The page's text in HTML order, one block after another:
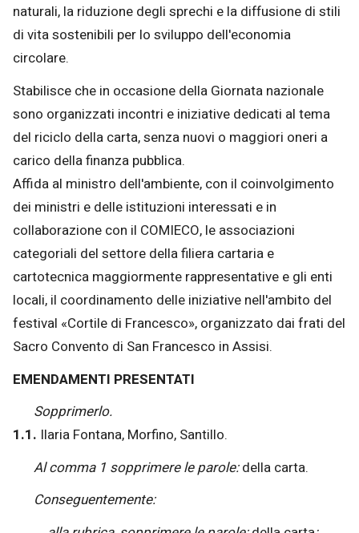
naturali, la riduzione degli sprechi e la diffusione di stili
di vita sostenibili per lo sviluppo dell'economia
circolare.
Stabilisce che in occasione della Giornata nazionale
sono organizzati incontri e iniziative dedicati al tema
del riciclo della carta, senza nuovi o maggiori oneri a
carico della finanza pubblica.
Affida al ministro dell'ambiente, con il coinvolgimento
dei ministri e delle istituzioni interessati e in
collaborazione con il COMIECO, le associazioni
categoriali del settore della filiera cartaria e
cartotecnica maggiormente rappresentative e gli enti
locali, il coordinamento delle iniziative nell'ambito del
festival «Cortile di Francesco», organizzato dai frati del
Sacro Convento di San Francesco in Assisi.
EMENDAMENTI PRESENTATI
Sopprimerlo.
1.1. Ilaria Fontana, Morfino, Santillo.
Al comma 1 sopprimere le parole:della carta.
Conseguentemente: